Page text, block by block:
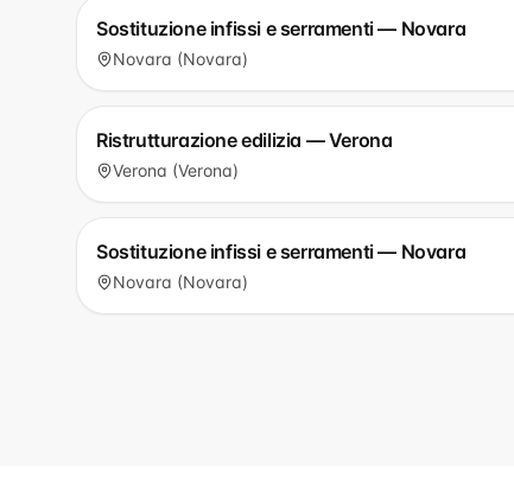
Sostituzione infissi e serramenti — Novara
Novara (Novara)
Ristrutturazione edilizia — Verona
Verona (Verona)
Sostituzione infissi e serramenti — Novara
Novara (Novara)